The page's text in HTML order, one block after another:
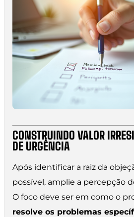
CONSTRUINDO VALOR
DE URGÊNCIA
Após identificar a raiz da
possível, amplie a percepção
O foco deve ser em como o
resolve os problemas